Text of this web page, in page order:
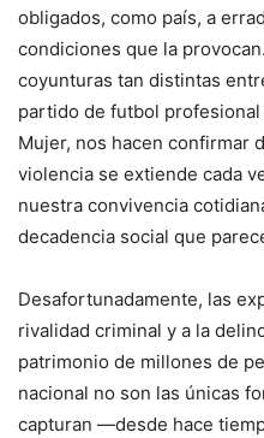
obligados, como país, a
condiciones que la
coyunturas tan distintas
partido de futbol
Mujer, nos hacen confirmar
violencia se extiende cada
nuestra convivencia
decadencia social que
Desafortunadamente, las
rivalidad criminal y a la
patrimonio de millones de
nacional no son las únicas
capturan —desde hace